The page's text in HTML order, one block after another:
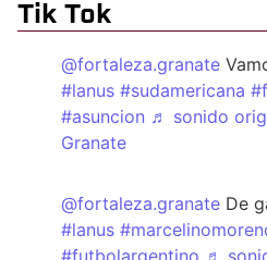
Tik Tok
@fortaleza.granate
#lanus #sudamericana
#asuncion ♬ sonido
Granate
@fortaleza.granate De
#lanus